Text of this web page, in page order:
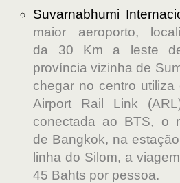
Suvarnabhumi
maior aeroporto,
da 30 Km a leste
província vizinha de
chegar no centro
Airport Rail Link
conectada ao BTS, o
de Bangkok, na
linha do Silom, a
45 Bahts por pessoa.